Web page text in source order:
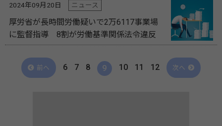
2024年09月20日 ニュース
厚労省が長時間労働疑いで2万6117事業場
に監督指導 8割が労働基準関係法令違反
前へ 6 7 8 9 10 11 12 次へ